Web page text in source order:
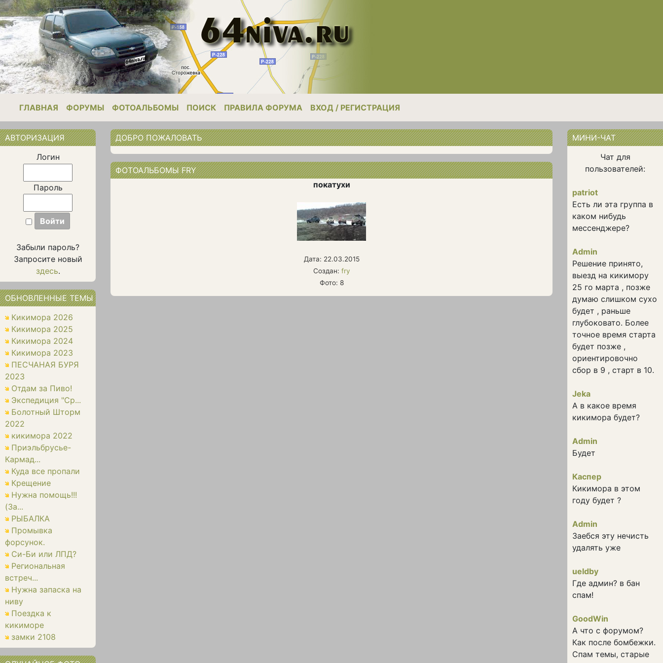
ГЛАВНАЯ ФОРУМЫ ФОТОАЛЬБОМЫ ПОИСК ПРАВИЛА ФОРУМА ВХОД / РЕГИСТРАЦИЯ
АВТОРИЗАЦИЯ
Логин
Пароль
Забыли пароль?
Запросите новый
здесь.
ОБНОВЛЕННЫЕ ТЕМЫ
Кикимора 2026
Кикимора 2025
Кикимора 2024
Кикимора 2023
ПЕСЧАНАЯ БУРЯ
2023
Отдам за Пиво!
Экспедиция "Ср...
Болотный Шторм
2022
кикимора 2022
Приэльбрусье-
Кармад...
Куда все пропали
Крещение
Нужна помощь!!!
(За...
РЫБАЛКА
Промывка
форсунок.
Си-Би или ЛПД?
Региональная
встреч...
Нужна запаска на
ниву
Поездка к
кикиморе
замки 2108
ДОБРО ПОЖАЛОВАТЬ
ФОТОАЛЬБОМЫ FRY
покатухи
Дата: 22.03.2015
Создан: fry
Фото: 8
МИНИ-ЧАТ
Чат для
пользователей:
patriot
Есть ли эта группа в
каком нибудь
мессенджере?
Admin
Решение принято,
выезд на кикимору
25 го марта , позже
думаю слишком сухо
будет , раньше
глубоковато. Более
точное время старта
будет позже ,
ориентировочно
сбор в 9 , старт в 10.
Jeka
А в какое время
кикимора будет?
Admin
Будет
Каспер
Кикимора в этом
году будет ?
Admin
Заебся эту нечисть
удалять уже
ueldby
Где админ? в бан
спам!
GoodWin
А что с форумом?
Как после бомбежки.
Спам темы, старые